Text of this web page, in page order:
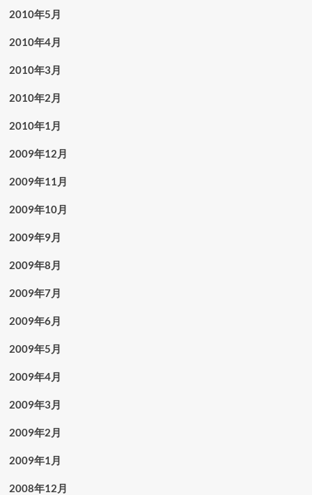
2010年5月
2010年4月
2010年3月
2010年2月
2010年1月
2009年12月
2009年11月
2009年10月
2009年9月
2009年8月
2009年7月
2009年6月
2009年5月
2009年4月
2009年3月
2009年2月
2009年1月
2008年12月